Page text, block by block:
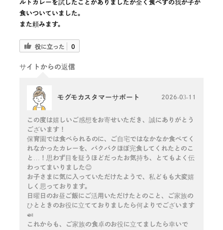
ルトカレーを試したことがありましたが全く食べずの我が子が
食いついていました。
また頼みます。
役に立った 0
サイトからの返信
モグモカスタマーサポート 2026-03-11
この度は嬉しいご感想をお寄せいただき、誠にありがとう
ございます！
保育園では食べられるのに、ご自宅ではなかなか食べてく
れなかったカレーを、パクパクほぼ完食してくれたとのこ
と…！思わず目を疑うほどだったお気持ち、とてもよく伝
わってまいりました😊
お子さまに気に入っていただけたようで、私どもも大変嬉
しく思っております。
日曜日のお昼ご飯にご活用いただけたとのこと、ご家族の
ひとときのお役に立てておりましたら何よりでございます
🍛
これからも、ご家族の食卓のお役に立てましたら幸いで